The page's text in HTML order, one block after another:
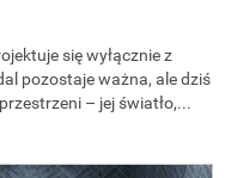
się wyłącznie z
pozostaje ważna, ale dziś
– jej światło,...